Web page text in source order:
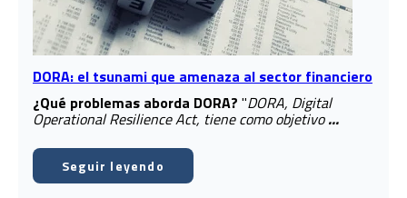
DORA: el tsunami que amenaza al sector financiero
¿Qué problemas aborda DORA? "DORA, Digital
Operational Resilience Act, tiene como objetivo...
Seguir leyendo